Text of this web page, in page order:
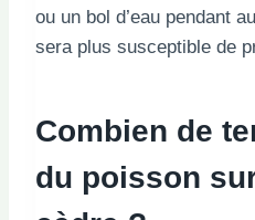
ou un bol d’eau pendant
sera plus susceptible de
Combien de
du poisson